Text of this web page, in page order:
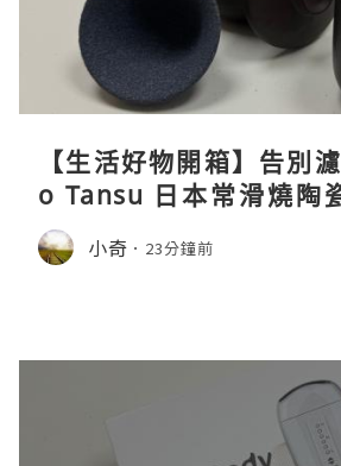
【生活好物開箱】告別
o Tansu 日本常滑燒陶
親身試用＆真實評價
小奇 23分鐘前